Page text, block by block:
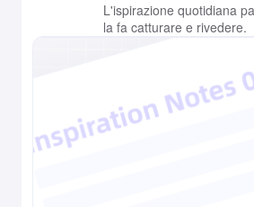
L'ispirazione quotidiana
la fa catturare e rivedere.